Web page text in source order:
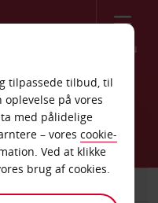
Menu
tilpassede tilbud, til
på vores
med pålidelige
– vores cookie-
Ved at klikke
brug af cookies.